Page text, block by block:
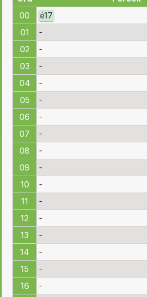
00
é17
01
-
02
-
03
-
04
-
05
-
06
-
07
-
08
-
09
-
10
-
11
-
12
-
13
-
14
-
15
-
16
-